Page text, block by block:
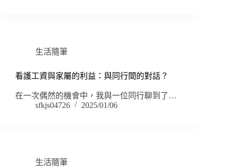
生活隨筆
看護工資與家屬的利益：與同行間的對話？
在一次偶然的機會中，我與一位同行聊到了…
sfkjs04726
2025/01/06
生活隨筆